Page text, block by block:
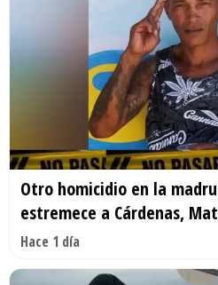
Otro homicidio en la
estremece a Cárdenas,
Hace 1 día